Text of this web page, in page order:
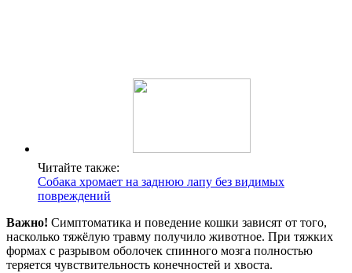
Читайте также:
Собака хромает на заднюю лапу без видимых
повреждений
Важно! Симптоматика и поведение кошки зависят от того,
насколько тяжёлую травму получило животное. При тяжких
формах с разрывом оболочек спинного мозга полностью
теряется чувствительность конечностей и хвоста.